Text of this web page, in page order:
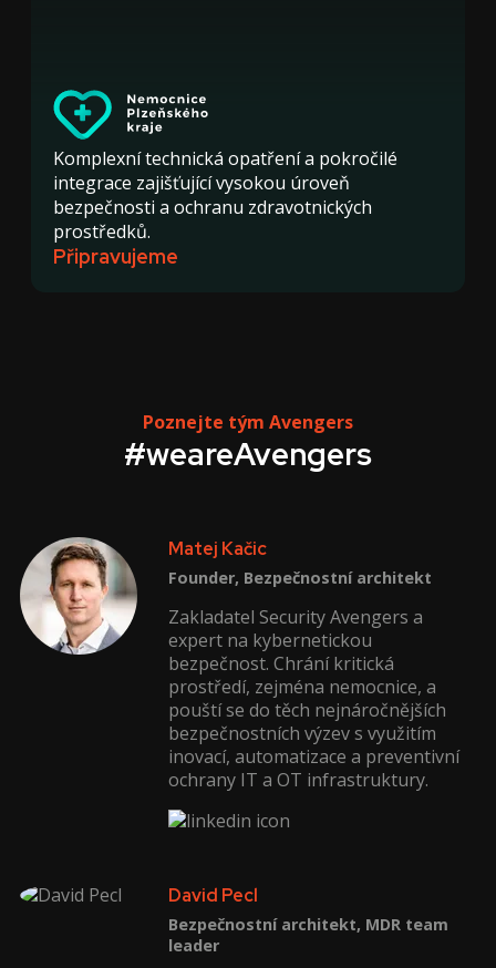
Připravujeme
Komplexní technická opatření a pokročilé
integrace zajišťující vysokou úroveň
bezpečnosti a ochranu zdravotnických
prostředků.
Poznejte tým Avengers
#weareAvengers
Matej Kačic
Founder, Bezpečnostní architekt
Zakladatel Security Avengers a
expert na kybernetickou
bezpečnost. Chrání kritická
prostředí, zejména nemocnice, a
pouští se do těch nejnáročnějších
bezpečnostních výzev s využitím
inovací, automatizace a preventivní
ochrany IT a OT infrastruktury.
David Pecl
Bezpečnostní architekt, MDR team
leader